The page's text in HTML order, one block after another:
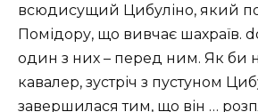
всюдисущий Цибуліно, який
Помідору, що вивчає шахраїв.
один з них – перед ним. Як би
кавалер, зустріч з пустуном
завершилася тим, що він …